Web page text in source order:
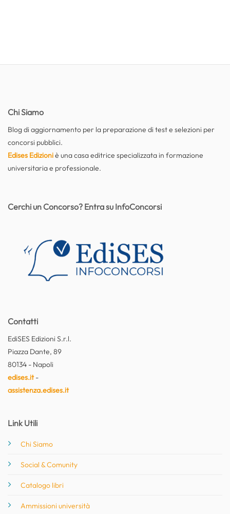
Chi Siamo
Blog di aggiornamento per la preparazione di test e selezioni per
concorsi pubblici.
Edises Edizioniè una casa editrice specializzata in formazione
universitaria e professionale.
Contatti
EdiSES Edizioni S.r.l.
Piazza Dante, 89
80134 - Napoli
edises.it-
assistenza.edises.it
Link Utili
Chi Siamo
Social & Comunity
Catalogo libri
Ammissioni università
Cerchi un Concorso? Entra su InfoConcorsi